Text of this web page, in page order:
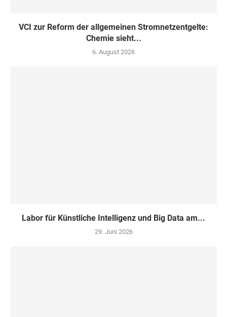
VCI zur Reform der allgemeinen Stromnetzentgelte:
Chemie sieht...
6. August 2026
Labor für Künstliche Intelligenz und Big Data am...
29. Juni 2026